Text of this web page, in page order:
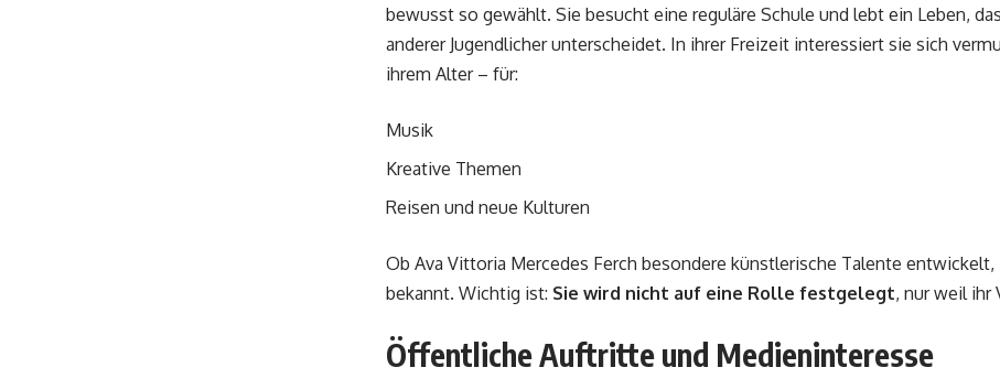
bewusst so gewählt. Sie besucht eine reguläre Schule und lebt ein Leben,
anderer Jugendlicher unterscheidet. In ihrer Freizeit interessiert sie sich
ihrem Alter – für:
Musik
Kreative Themen
Reisen und neue Kulturen
Ob Ava Vittoria Mercedes Ferch besondere künstlerische Talente
bekannt. Wichtig ist: Sie wird nicht auf eine Rolle festgelegt, nur weil ihr
Öffentliche Auftritte und Medieninteresse